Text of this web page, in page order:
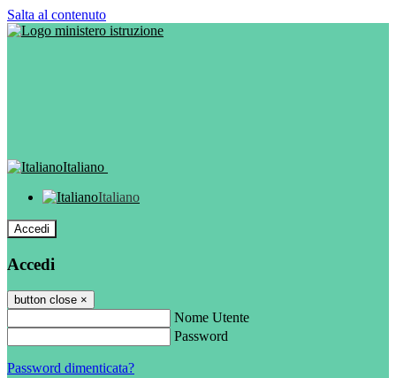
Salta al contenuto
Italiano
Italiano
Accedi
Accedi
button close ×
Nome Utente
Password
Password dimenticata?